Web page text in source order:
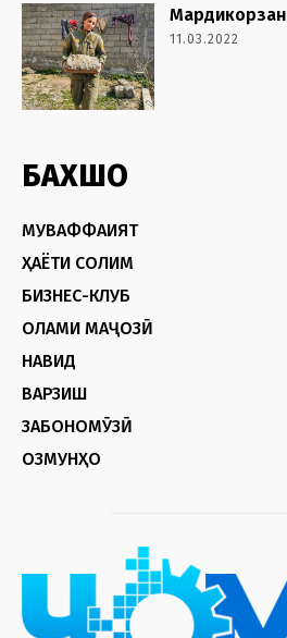
Мардикорзан
11.03.2022
БАХШҲО
МУВАФФАҚИЯТ
ҲАЁТИ СОЛИМ
БИЗНЕС-КЛУБ
ОЛАМИ МАҶОЗӢ
НАВИД
ВАРЗИШ
ЗАБОНОМӮЗӢ
ОЗМУНҲО